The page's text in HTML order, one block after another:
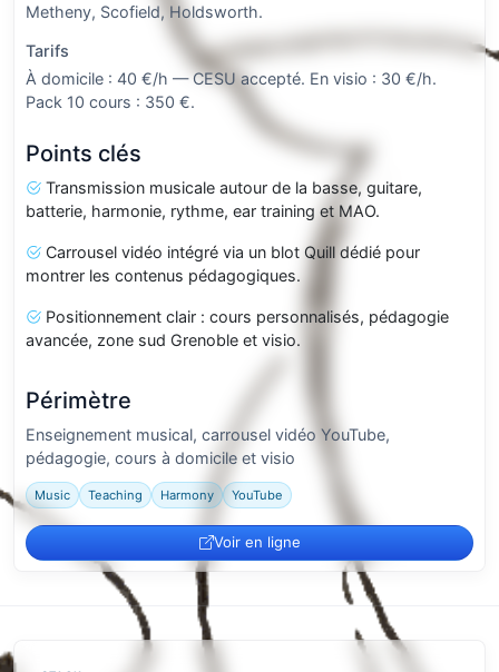
Metheny, Scofield, Holdsworth.
Tarifs
À domicile : 40 €/h — CESU accepté. En visio : 30 €/h.
Pack 10 cours : 350 €.
Points clés
Transmission musicale autour de la basse, guitare,
batterie, harmonie, rythme, ear training et MAO.
Carrousel vidéo intégré via un blot Quill dédié pour
montrer les contenus pédagogiques.
Positionnement clair : cours personnalisés, pédagogie
avancée, zone sud Grenoble et visio.
Périmètre
Enseignement musical, carrousel vidéo YouTube,
pédagogie, cours à domicile et visio
Music Teaching Harmony YouTube
Voir en ligne